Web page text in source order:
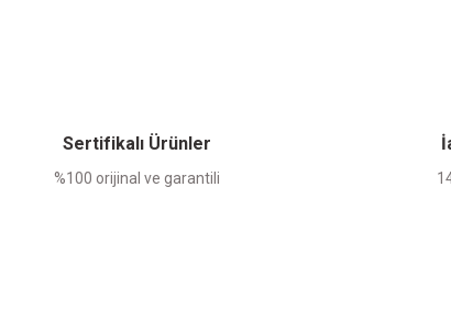
Sertifikalı Ürünler
%100 orijinal ve garantili